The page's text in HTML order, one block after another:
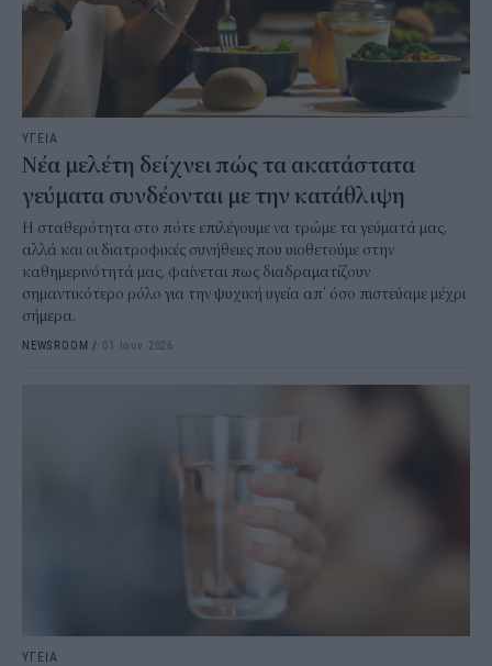
ΥΓΕΙΑ
Νέα μελέτη δείχνει πώς τα ακατάστατα
γεύματα συνδέονται με την κατάθλιψη
Η σταθερότητα στο πότε επιλέγουμε να τρώμε τα γεύματά μας,
αλλά και οι διατροφικές συνήθειες που υιοθετούμε στην
καθημερινότητά μας, φαίνεται πως διαδραματίζουν
σημαντικότερο ρόλο για την ψυχική υγεία απ’ όσο πιστεύαμε μέχρι
σήμερα.
NEWSROOM / 01 Ιουν 2026
ΥΓΕΙΑ